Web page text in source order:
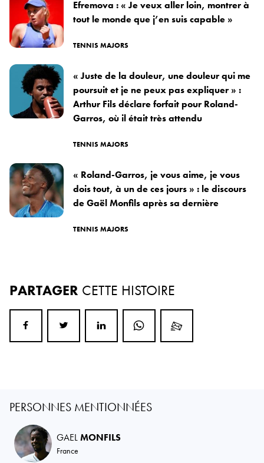
Efremova : « Je veux aller loin, montrer à
tout le monde que j’en suis capable »
TENNIS MAJORS
« Juste de la douleur, une douleur qui me
poursuit et je ne peux pas expliquer » :
Arthur Fils déclare forfait pour Roland-
Garros, où il était très attendu
TENNIS MAJORS
« Roland-Garros, je vous aime, je vous
dois tout, à un de ces jours » : le discours
de Gaël Monfils après sa dernière
TENNIS MAJORS
PARTAGER CETTE HISTOIRE
PERSONNES MENTIONNÉES
GAELMONFILS
France